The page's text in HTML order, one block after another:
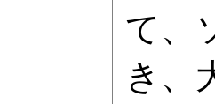
て、
き、